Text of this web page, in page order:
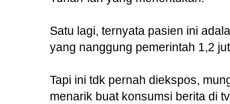
Satu lagi, ternyata pasien ini
yang nanggung pemerintah 1,2
Tapi ini tdk pernah diekspos,
menarik buat konsumsi berita di